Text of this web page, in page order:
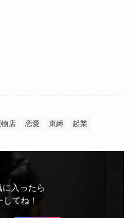
店 恋愛 束縛 起業
入ったら
てね！